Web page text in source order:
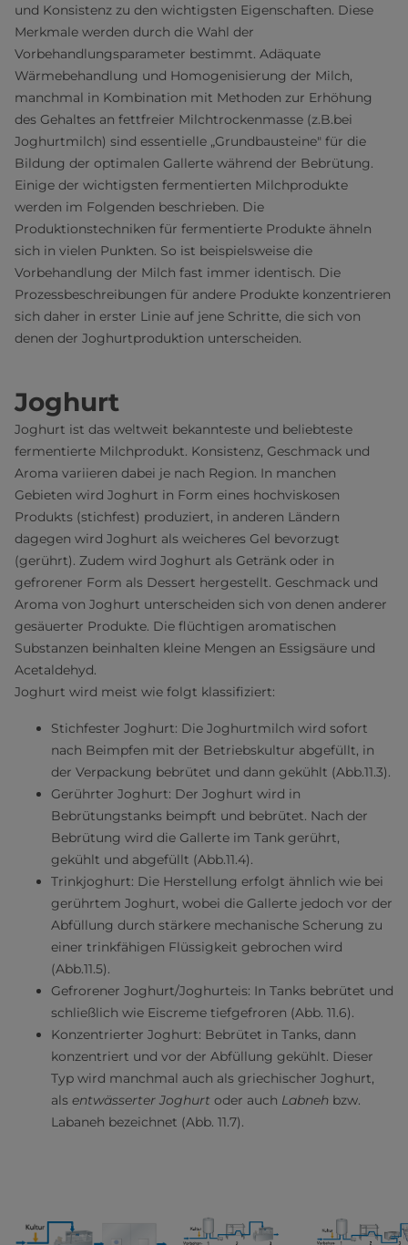
und Konsistenz zu den wichtigsten Eigenschaften. Diese
Merkmale werden durch die Wahl der
Vorbehandlungsparameter bestimmt. Adäquate
Wärmebehandlung und Homogenisierung der Milch,
manchmal in Kombination mit Methoden zur Erhöhung
des Gehaltes an fettfreier Milchtrockenmasse (z.B.bei
Joghurtmilch) sind essentielle „Grundbausteine" für die
Bildung der optimalen Gallerte während der Bebrütung.
Einige der wichtigsten fermentierten Milchprodukte
werden im Folgenden beschrieben. Die
Produktionstechniken für fermentierte Produkte ähneln
sich in vielen Punkten. So ist beispielsweise die
Vorbehandlung der Milch fast immer identisch. Die
Prozessbeschreibungen für andere Produkte konzentrieren
sich daher in erster Linie auf jene Schritte, die sich von
denen der Joghurtproduktion unterscheiden.
Joghurt
Joghurt ist das weltweit bekannteste und beliebteste
fermentierte Milchprodukt. Konsistenz, Geschmack und
Aroma variieren dabei je nach Region. In manchen
Gebieten wird Joghurt in Form eines hochviskosen
Produkts (stichfest) produziert, in anderen Ländern
dagegen wird Joghurt als weicheres Gel bevorzugt
(gerührt). Zudem wird Joghurt als Getränk oder in
gefrorener Form als Dessert hergestellt. Geschmack und
Aroma von Joghurt unterscheiden sich von denen anderer
gesäuerter Produkte. Die flüchtigen aromatischen
Substanzen beinhalten kleine Mengen an Essigsäure und
Acetaldehyd.
Joghurt wird meist wie folgt klassifiziert:
Stichfester Joghurt: Die Joghurtmilch wird sofort
nach Beimpfen mit der Betriebskultur abgefüllt, in
der Verpackung bebrütet und dann gekühlt (Abb.11.3).
Gerührter Joghurt: Der Joghurt wird in
Bebrütungstanks beimpft und bebrütet. Nach der
Bebrütung wird die Gallerte im Tank gerührt,
gekühlt und abgefüllt (Abb.11.4).
Trinkjoghurt: Die Herstellung erfolgt ähnlich wie bei
gerührtem Joghurt, wobei die Gallerte jedoch vor der
Abfüllung durch stärkere mechanische Scherung zu
einer trinkfähigen Flüssigkeit gebrochen wird
(Abb.11.5).
Gefrorener Joghurt/Joghurteis: In Tanks bebrütet und
schließlich wie Eiscreme tiefgefroren (Abb. 11.6).
Konzentrierter Joghurt: Bebrütet in Tanks, dann
konzentriert und vor der Abfüllung gekühlt. Dieser
Typ wird manchmal auch als griechischer Joghurt,
als entwässerter Joghurt oder auch Labneh bzw.
Labaneh bezeichnet (Abb. 11.7).